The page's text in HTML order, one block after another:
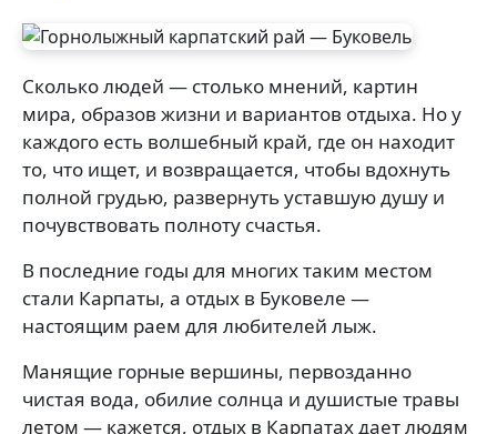
Сколько людей — столько мнений, картин
мира, образов жизни и вариантов отдыха. Но у
каждого есть волшебный край, где он находит
то, что ищет, и возвращается, чтобы вдохнуть
полной грудью, развернуть уставшую душу и
почувствовать полноту счастья.
В последние годы для многих таким местом
стали Карпаты, а отдых в Буковеле —
настоящим раем для любителей лыж.
Манящие горные вершины, первозданно
чистая вода, обилие солнца и душистые травы
летом — кажется, отдых в Карпатах дает людям